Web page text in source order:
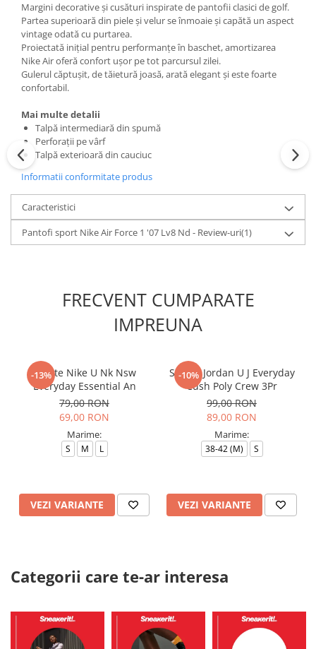
Margini decorative și cusături inspirate de pantofii clasici de golf.
Partea superioară din piele și velur se înmoaie și capătă un aspect
vintage odată cu purtarea.
Proiectată inițial pentru performanțe în baschet, amortizarea
Nike Air oferă confort ușor pe tot parcursul zilei.
Gulerul căptușit, de tăietură joasă, arată elegant și este foarte
confortabil.
Mai multe detalii
Talpă intermediară din spumă
Perforații pe vârf
Talpă exterioară din cauciuc
Informatii conformitate produs
Caracteristici
Pantofi sport Nike Air Force 1 '07 Lv8 Nd - Review-uri(1)
FRECVENT CUMPARATE
IMPREUNA
-13%
Sosete Nike U Nk Nsw
Everyday Essential An
79,00 RON
69,00 RON
Marime:
S M L
VEZI VARIANTE
-10%
Sosete Jordan U J Everyday
Cush Poly Crew 3Pr
99,00 RON
89,00 RON
Marime:
38-42 (M) S
VEZI VARIANTE
Categorii care te-ar interesa